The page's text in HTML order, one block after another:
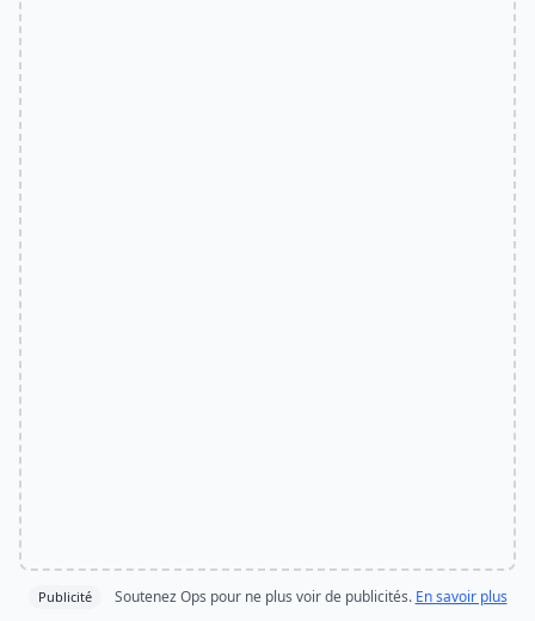
Publicité Soutenez Ops pour ne plus voir de publicités. En savoir plus